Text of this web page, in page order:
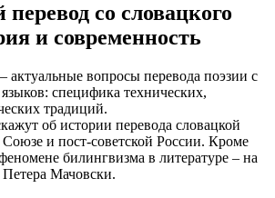
со словацкого
и современность
актуальные вопросы перевода поэзии с
специфика технических,
традиций.
об истории перевода словацкой
и пост-советской России. Кроме
билингвизма в литературе – на
Петера Мачовски.